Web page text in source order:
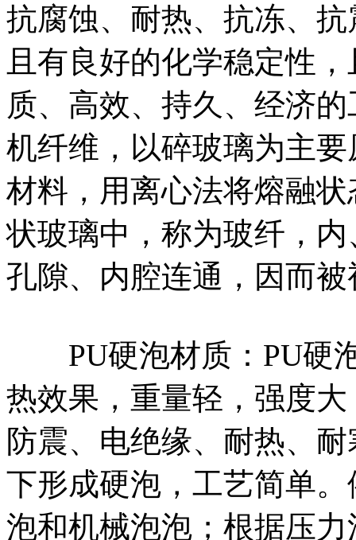
抗腐蚀、耐热、抗冻、
且有良好的化学稳定性
质、高效、持久、经济
机纤维，以碎玻璃为主
材料，用离心法将熔融
状玻璃中，称为玻纤，
孔隙、内腔连通，因而
PU硬泡材质：PU硬
热效果，重量轻，强度
防震、电绝缘、耐热、
下形成硬泡，工艺简单
泡和机械泡泡；根据压